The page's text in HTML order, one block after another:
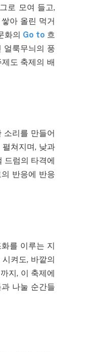
로 모여 들고,
아 올린 먹거
화의 Go to 흐
얼룩무늬의 풍
도 축제의 배
리를 만들어
쳐지며, 낮과
드럼의 타격에
반응에 반응
를 이루는 지
켜도, 바깥의
지, 이 축제에
나눌 순간들